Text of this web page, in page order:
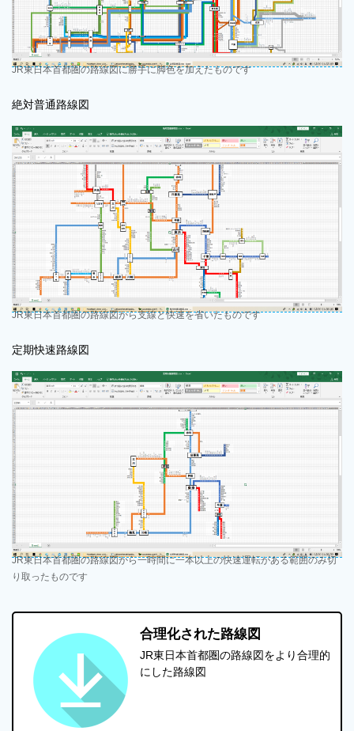
JR東日本首都圏の路線図に勝手に脚色を加えたものです
絶対普通路線図
JR東日本首都圏の路線図から支線と快速を省いたものです
定期快速路線図
JR東日本首都圏の路線図から一時間に一本以上の快速運転がある範囲のみ切
り取ったものです
合理化された路線図
JR東日本首都圏の路線図をより合理的
にした路線図